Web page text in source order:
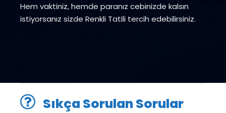
Hem vaktiniz, hemde paranız cebinizde kalsın
istiyorsanız sizde Renkli Tatili tercih edebilirsiniz.
Sıkça Sorulan Sorular